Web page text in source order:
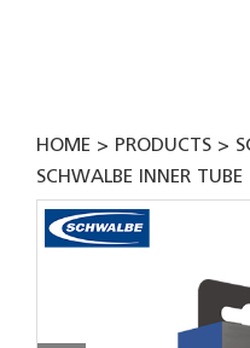
HOME PRODUCTS
SCHWALBE INNER